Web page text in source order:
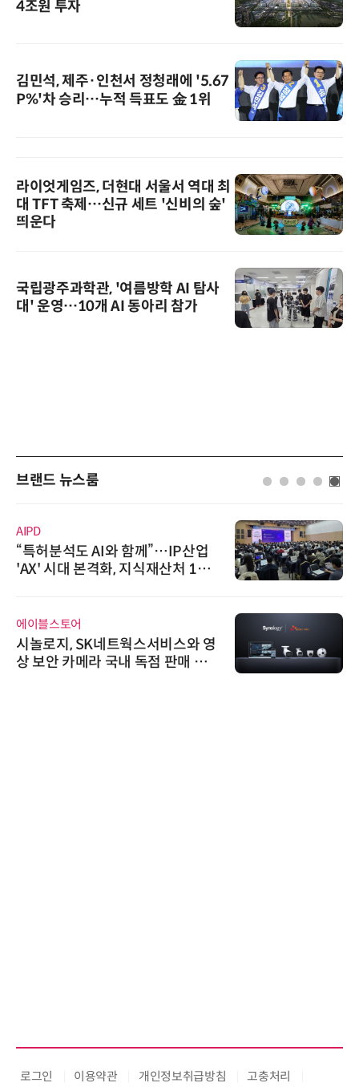
4조원 투자
김민석, 제주·인천서 정청래에 '5.67
P%'차 승리…누적 득표도 金 1위
라이엇게임즈, 더현대 서울서 역대 최
대 TFT 축제…신규 세트 '신비의 숲'
띄운다
국립광주과학관, '여름방학 AI 탐사
대' 운영…10개 AI 동아리 참가
브랜드 뉴스룸
AIPD
“특허분석도 AI와 함께”…IP산업
'AX' 시대 본격화, 지식재산처 1호
에이블스토어
시놀로지, SK네트웍스서비스와 영
상 보안 카메라 국내 독점 판매 파
로그인 이용약관 개인정보취급방침 고충처리